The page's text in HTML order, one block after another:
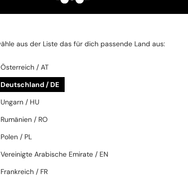
INTERESSIEREN
-15%
030 - 54
2-4 WERKTAGE -15%
aus der Liste das für dich passende Land aus:
Österreich / AT
Deutschland / DE
Ungarn / HU
Rumänien / RO
Polen / PL
Vereinigte Arabische Emirate / EN
Frankreich / FR